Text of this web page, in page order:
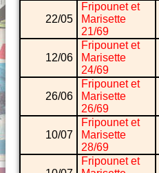
22/05
Fripounet et
Marisette
21/69
12/06
Fripounet et
Marisette
24/69
26/06
Fripounet et
Marisette
26/69
10/07
Fripounet et
Marisette
28/69
Fripounet et